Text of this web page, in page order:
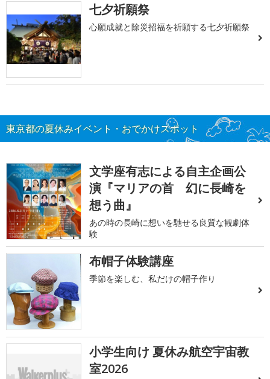
七夕祈願祭
心願成就と除災招福を祈願する七夕祈願祭
東京都の夏休みイベント・おでかけスポット
文学座有志による自主企画公
演『マリアの首 幻に長崎を
想う曲』
あの時の長崎に想いを馳せる良質な観劇体
験
布帽子体験講座
季節を楽しむ、私だけの帽子作り
小学生向け 夏休み航空宇宙教
室2026